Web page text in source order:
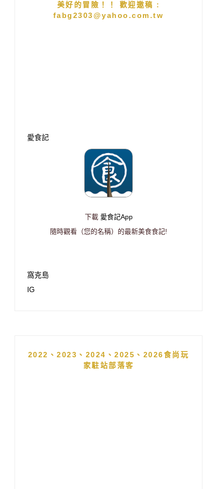
美好的冒險！！ 歡迎邀稿 :
fabg2303@yahoo.com.tw
愛食記
下載 愛食記App
隨時觀看（您的名稱）的最新美食食記!
窩克島
IG
2022、2023、2024、2025、2026食尚玩
家駐站部落客